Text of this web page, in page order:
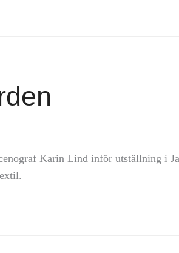
Karin Lind inför utställning i